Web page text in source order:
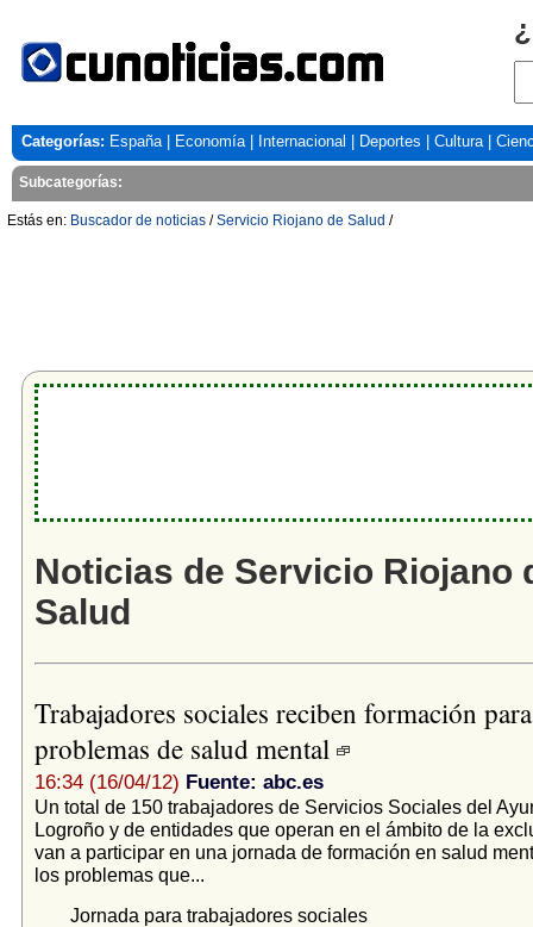
Categorías: España| Economía| Internacional Deportes Cultura|
Subcategorías:
Estás en: Buscador de noticias /Servicio Riojano de Salud /
Noticias de Servicio Riojano
Salud
Trabajadores sociales reciben formación
problemas de salud mental
16:34 (16/04/12) Fuente: abc.es
Un total de 150 trabajadores de Servicios Sociales del
Logroño y de entidades que operan en el ámbito de la
van a participar en una jornada de formación en salud
los problemas que...
Jornada para trabajadores sociales